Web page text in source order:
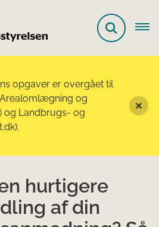
opgaver er overgået til
og
og Landbrugs- og
hurtigere
af din